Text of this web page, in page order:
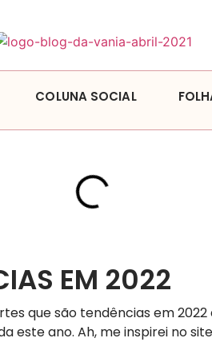
COLUNA SOCIAL
EM 2022
que são tendências em 2022
este ano. Ah, me inspirei no site